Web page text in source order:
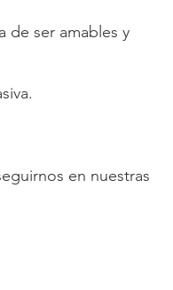
de ser amables y
en nuestras